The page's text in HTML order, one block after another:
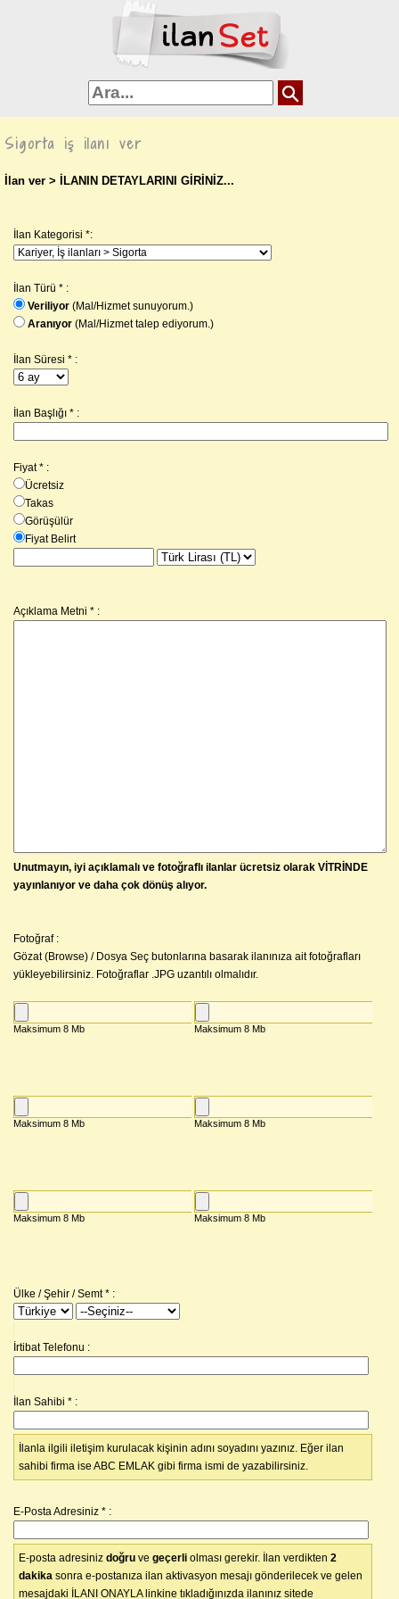
Sigorta iş ilanı ver
İlan ver > İLANIN DETAYLARINI GİRİNİZ...
İlan Kategorisi *:
İlan Türü * :
Veriliyor (Mal/Hizmet sunuyorum.)
Aranıyor (Mal/Hizmet talep ediyorum.)
İlan Süresi * :
İlan Başlığı * :
Fiyat* :
Ücretsiz
Takas
Görüşülür
Fiyat Belirt
Açıklama Metni * :
Unutmayın, iyi açıklamalı ve fotoğraflı ilanlar ücretsiz olarak VİTRİNDE
yayınlanıyor ve daha çok dönüş alıyor.
Fotoğraf :
Gözat (Browse) / Dosya Seç butonlarına basarak ilanınıza ait fotoğrafları
yükleyebilirsiniz. Fotoğraflar .JPG uzantılı olmalıdır.
Ülke / Şehir / Semt* :
İrtibat Telefonu :
İlan Sahibi * :
İlanla ilgili iletişim kurulacak kişinin adını soyadını yazınız. Eğer ilan
sahibi firma ise ABC EMLAK gibi firma ismi de yazabilirsiniz.
E-Posta Adresiniz * :
E-posta adresiniz doğru ve geçerli olması gerekir. İlan verdikten 2
dakika sonra e-postanıza ilan aktivasyon mesajı gönderilecek ve gelen
mesajdaki İLANI ONAYLA linkine tıkladığınızda ilanınız sitede